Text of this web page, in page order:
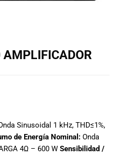
con
selección
Sinusoidal 1 kHz, THD≤1%,
de Energía Nominal: Onda
4Ω – 600 W Sensibilidad /